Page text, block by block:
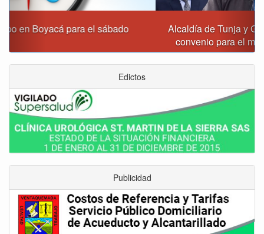
Alcaldía de Tunja y Gobernación de Boyacá firmaron
convenio para el mantenimiento de vía Moniquirá
Edictos
Publicidad